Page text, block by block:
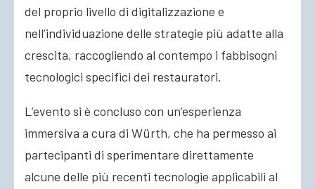
del proprio livello di digitalizzazione e
nell’individuazione delle strategie più adatte alla
crescita, raccogliendo al contempo i fabbisogni
tecnologici specifici dei restauratori.
L’evento si è concluso con un’esperienza
immersiva a cura di Würth, che ha permesso ai
partecipanti di sperimentare direttamente
alcune delle più recenti tecnologie applicabili al